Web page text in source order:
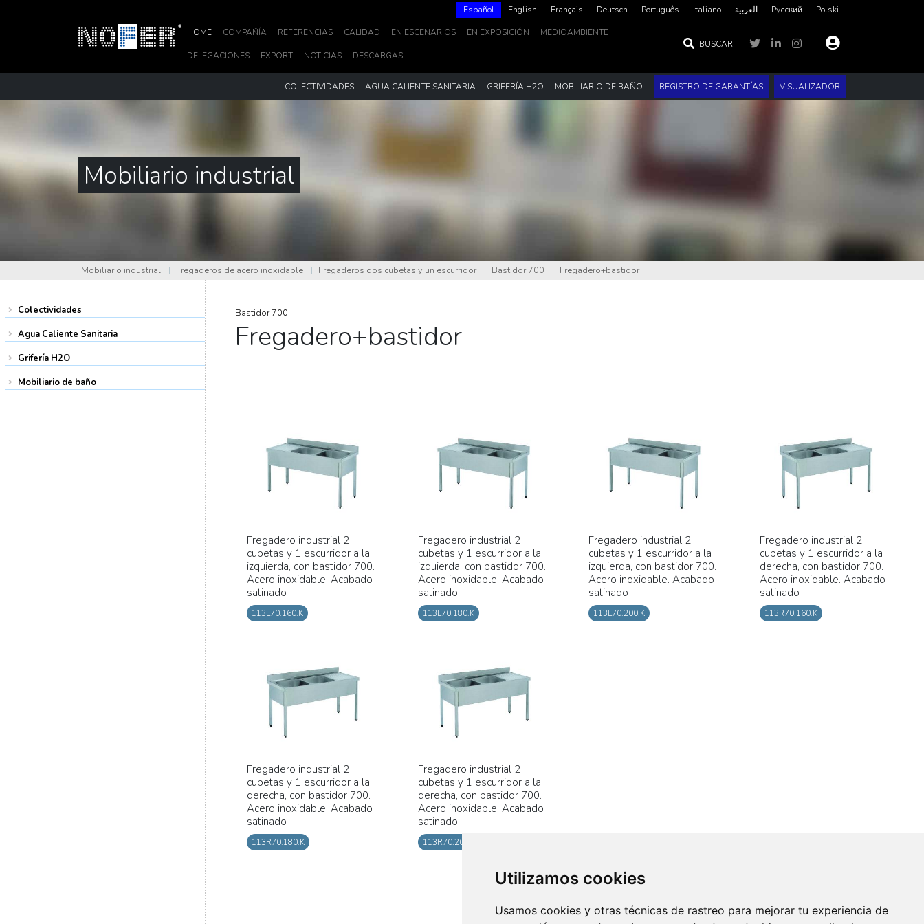
Utilizamos cookies
Usamos cookies y otras técnicas de rastreo para mejorar tu experiencia de
Español English Français Deutsch Português Italiano العربية‏ Русский Polski
HOME COMPAÑÍA REFERENCIAS CALIDAD EN ESCENARIOS EN EXPOSICIÓN MEDIOAMBIENTE
DELEGACIONES EXPORT NOTICIAS DESCARGAS
BUSCAR
COLECTIVIDADES AGUA CALIENTE SANITARIA GRIFERÍA H2O MOBILIARIO DE BAÑO REGISTRO DE GARANTÍAS VISUALIZADOR
Mobiliario industrial
Mobiliario industrial | Fregaderos de acero inoxidable | Fregaderos dos cubetas y un escurridor | Bastidor 700 | Fregadero+bastidor |
Colectividades
Agua Caliente Sanitaria
Grifería H2O
Mobiliario de baño
Bastidor 700
Fregadero+bastidor
Fregadero industrial 2
cubetas y 1 escurridor a la
izquierda, con bastidor 700.
Acero inoxidable. Acabado
satinado
113L70.160.K
Fregadero industrial 2
cubetas y 1 escurridor a la
izquierda, con bastidor 700.
Acero inoxidable. Acabado
satinado
113L70.180.K
Fregadero industrial 2
cubetas y 1 escurridor a la
izquierda, con bastidor 700.
Acero inoxidable. Acabado
satinado
113L70.200.K
Fregadero industrial 2
cubetas y 1 escurridor a la
derecha, con bastidor 700.
Acero inoxidable. Acabado
satinado
113R70.160.K
Fregadero industrial 2
cubetas y 1 escurridor a la
derecha, con bastidor 700.
Acero inoxidable. Acabado
satinado
113R70.180.K
Fregadero industrial 2
cubetas y 1 escurridor a la
derecha, con bastidor 700.
Acero inoxidable. Acabado
satinado
113R70.200.K